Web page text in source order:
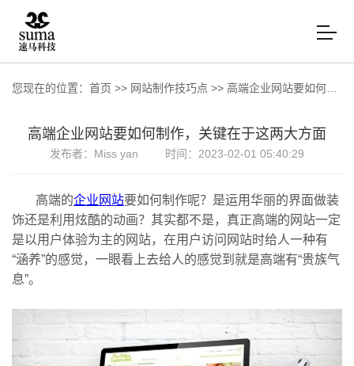
您现在的位置： 首页 >> 网站制作技巧点 >> 高端企业网站要如何制作，关键在于这两大方面
高端企业网站要如何制作，关键在于这两大方面
发布者：Miss yan 时间：2023-02-01 05:40:29
高端的企业网站要如何制作呢？是运用华丽的界面做装
饰还是利用炫酷的动画？其实都不是，真正高端的网站一定
是以用户体验为主的网站，在用户访问网站时给人一种有
“涵养”的感觉，一眼看上去给人的感觉到就是高端有“贵族气
息”。